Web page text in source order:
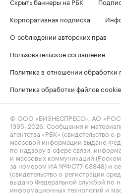
Корпоративная подписка
О соблюдении авторских прав
Пользовательское соглашение
Политика в отношении обработки
Политика обработки файлов cookie
© ООО «БИЗНЕСПРЕСС», АО
1995–2026. Сообщения и
агентства «РБК» (свидетельство о
массовой информации выдано
по надзору в сфере связи,
и массовых коммуникаций
за номером ИА №ФС77-63848) и
(свидетельство о регистрации
выдано Федеральной службой по
информационных технологий и